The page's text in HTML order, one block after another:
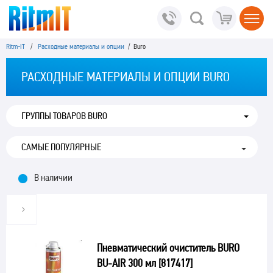
Ritm-IT / Расходные материалы и опции / Buro
РАСХОДНЫЕ МАТЕРИАЛЫ И ОПЦИИ BURO
ГРУППЫ ТОВАРОВ BURO
В наличии
Пневматический очиститель BURO
BU-AIR 300 мл [817417]